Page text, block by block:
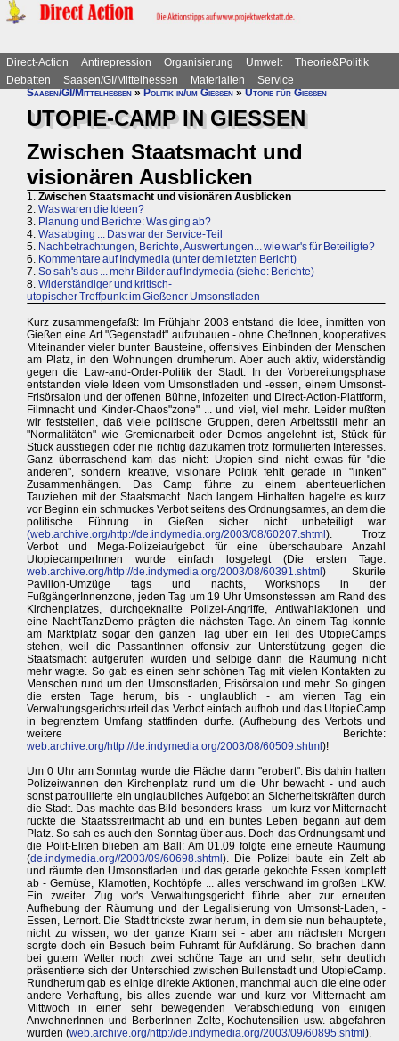
Direct-Action Antirepression Organisierung Umwelt
Theorie&Politik
Debatten
Saasen/GI/Mittelhessen Materialien
Service
Saasen/GI/Mittelhessen»Politik in/um Gießen»Utopie für Gießen
UTOPIE-CAMP IN GIESSEN
Zwischen Staatsmacht und
visionären Ausblicken
1. Zwischen Staatsmacht und visionären Ausblicken
2. Was waren die Ideen?
3. Planung und Berichte: Was ging ab?
4. Was abging ... Das war der Service-Teil
5. Nachbetrachtungen, Berichte, Auswertungen... wie war's für Beteiligte?
6. Kommentare auf Indymedia (unter dem letzten Bericht)
7. So sah's aus ... mehr Bilder auf Indymedia (siehe: Berichte)
8. Widerständiger und kritisch-
utopischer Treffpunkt im Gießener Umsonstladen
Kurz zusammengefaßt: Im Frühjahr 2003 entstand die Idee, inmitten von
Gießen eine Art "Gegenstadt" aufzubauen - ohne ChefInnen, kooperatives
Miteinander vieler bunter Bausteine, offensives Einbinden der Menschen
am Platz, in den Wohnungen drumherum. Aber auch aktiv, widerständig
gegen die Law-and-Order-Politik der Stadt. In der Vorbereitungsphase
entstanden viele Ideen vom Umsonstladen und -essen, einem Umsonst-
Frisörsalon und der offenen Bühne, Infozelten und Direct-Action-Plattform,
Filmnacht und Kinder-Chaos"zone" ... und viel, viel mehr. Leider mußten
wir feststellen, daß viele politische Gruppen, deren Arbeitsstil mehr an
"Normalitäten" wie Gremienarbeit oder Demos angelehnt ist, Stück für
Stück ausstiegen oder nie richtig dazukamen trotz formulierten Interesses.
Ganz überraschend kam das nicht: Utopien sind nicht etwas für "die
anderen", sondern kreative, visionäre Politik fehlt gerade in "linken"
Zusammenhängen. Das Camp führte zu einem abenteuerlichen
Tauziehen mit der Staatsmacht. Nach langem Hinhalten hagelte es kurz
vor Beginn ein schmuckes Verbot seitens des Ordnungsamtes, an dem die
politische Führung in Gießen sicher nicht unbeteiligt war
(web.archive.org/http://de.indymedia.org/2003/08/60207.shtml ). Trotz
Verbot und Mega-Polizeiaufgebot für eine überschaubare Anzahl
UtopiecamperInnen wurde einfach losgelegt (Die ersten Tage:
web.archive.org/http://de.indymedia.org/2003/08/60391.shtml ) Skurile
Pavillon-Umzüge tags und nachts, Workshops in der
FußgängerInnenzone, jeden Tag um 19 Uhr Umsonstessen am Rand des
Kirchenplatzes, durchgeknallte Polizei-Angriffe, Antiwahlaktionen und
eine NachtTanzDemo prägten die nächsten Tage. An einem Tag konnte
am Marktplatz sogar den ganzen Tag über ein Teil des UtopieCamps
stehen, weil die PassantInnen offensiv zur Unterstützung gegen die
Staatsmacht aufgerufen wurden und selbige dann die Räumung nicht
mehr wagte. So gab es einen sehr schönen Tag mit vielen Kontakten zu
Menschen rund um den Umsonstladen, Frisörsalon und mehr. So gingen
die ersten Tage herum, bis - unglaublich - am vierten Tag ein
Verwaltungsgerichtsurteil das Verbot einfach aufhob und das UtopieCamp
in begrenztem Umfang stattfinden durfte. (Aufhebung des Verbots und
weitere Berichte:
web.archive.org/http://de.indymedia.org/2003/08/60509.shtml )!
Um 0 Uhr am Sonntag wurde die Fläche dann "erobert". Bis dahin hatten
Polizeiwannen den Kirchenplatz rund um die Uhr bewacht - und auch
sonst patroullierte ein unglaubliches Aufgebot an Sicherheitskräften durch
die Stadt. Das machte das Bild besonders krass - um kurz vor Mitternacht
rückte die Staatsstreitmacht ab und ein buntes Leben begann auf dem
Platz. So sah es auch den Sonntag über aus. Doch das Ordnungsamt und
die Polit-Eliten blieben am Ball: Am 01.09 folgte eine erneute Räumung
(de.indymedia.org//2003/09/60698.shtml ). Die Polizei baute ein Zelt ab
und räumte den Umsonstladen und das gerade gekochte Essen komplett
ab - Gemüse, Klamotten, Kochtöpfe ... alles verschwand im großen LKW.
Ein zweiter Zug vor's Verwaltungsgericht führte aber zur erneuten
Aufhebung der Räumung und der Legalisierung von Umsonst-Laden, -
Essen, Lernort. Die Stadt trickste zwar herum, in dem sie nun behauptete,
nicht zu wissen, wo der ganze Kram sei - aber am nächsten Morgen
sorgte doch ein Besuch beim Fuhramt für Aufklärung. So brachen dann
bei gutem Wetter noch zwei schöne Tage an und sehr, sehr deutlich
präsentierte sich der Unterschied zwischen Bullenstadt und UtopieCamp.
Rundherum gab es einige direkte Aktionen, manchmal auch die eine oder
andere Verhaftung, bis alles zuende war und kurz vor Mitternacht am
Mittwoch in einer sehr bewegenden Verabschiedung von einigen
AnwohnerInnen und BerberInnen Zelte, Kochutensilien usw. abgefahren
wurden (web.archive.org/http://de.indymedia.org/2003/09/60895.shtml ).